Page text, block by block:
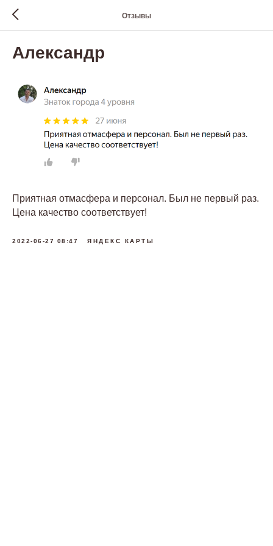
Отзывы
Александр
Приятная отмасфера и персонал. Был не первый раз.
Цена качество соответствует!
2022-06-27 08:47 ЯНДЕКС КАРТЫ